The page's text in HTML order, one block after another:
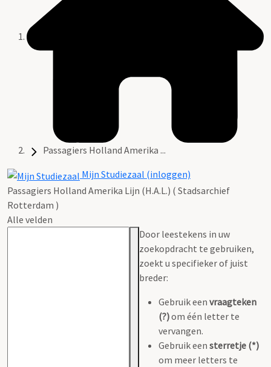
Passagiers Holland Amerika ...
Mijn Studiezaal (inloggen)
Passagiers Holland Amerika Lijn (H.A.L.) ( Stadsarchief
Rotterdam )
Alle velden
Door leestekens in uw
zoekopdracht te gebruiken,
zoekt u specifieker of juist
breder:
Gebruik een vraagteken
(?)om één letter te
vervangen.
Gebruik een sterretje (*)
om meer letters te